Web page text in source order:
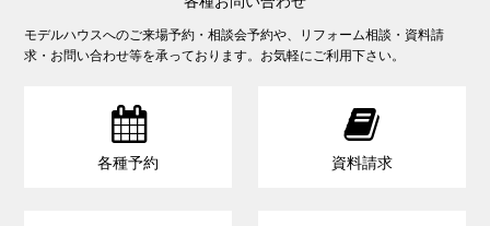
モデルハウスへのご来場予約・相談会予約や、リフォーム相談・資料請
求・お問い合わせ等を承っております。お気軽にご利用下さい。

各種予約

資料請求